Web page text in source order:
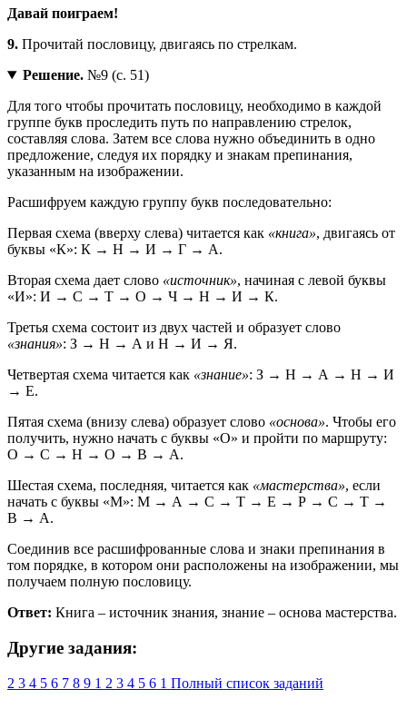
Давай поиграем!
9. Прочитай пословицу, двигаясь по стрелкам.
Решение.№9 (с. 51)
Для того чтобы прочитать пословицу, необходимо в каждой
группе букв проследить путь по направлению стрелок,
составляя слова. Затем все слова нужно объединить в одно
предложение, следуя их порядку и знакам препинания,
указанным на изображении.
Расшифруем каждую группу букв последовательно:
Первая схема (вверху слева) читается как «книга», двигаясь от
буквы «К»: К → Н → И → Г → А.
Вторая схема дает слово «источник», начиная с левой буквы
«И»: И → С → Т → О → Ч → Н → И → К.
Третья схема состоит из двух частей и образует слово
«знания»: З → Н → А и Н → И → Я.
Четвертая схема читается как «знание»: З → Н → А → Н → И
→ Е.
Пятая схема (внизу слева) образует слово «основа». Чтобы его
получить, нужно начать с буквы «О» и пройти по маршруту:
О → С → Н → О → В → А.
Шестая схема, последняя, читается как «мастерства», если
начать с буквы «М»: М → А → С → Т → Е → Р → С → Т →
В → А.
Соединив все расшифрованные слова и знаки препинания в
том порядке, в котором они расположены на изображении, мы
получаем полную пословицу.
Ответ: Книга – источник знания, знание – основа мастерства.
Другие задания:
2 3 4 5 6 7 8 9 1 2 3 4 5 6 1 Полный список заданий